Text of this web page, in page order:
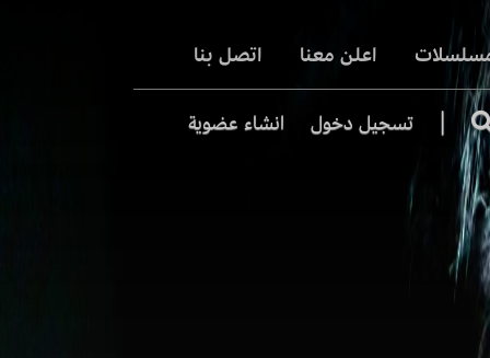
اعلن معنا اتصل بنا
| تسجيل دخول انشاء عضوية